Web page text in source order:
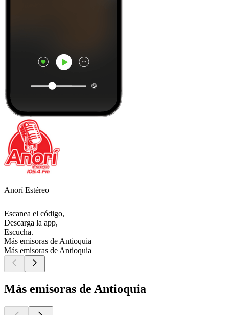
Anorí Estéreo
Escanea el código,
Descarga la app,
Escucha.
Más emisoras de Antioquia
Más emisoras de Antioquia
Más emisoras de Antioquia